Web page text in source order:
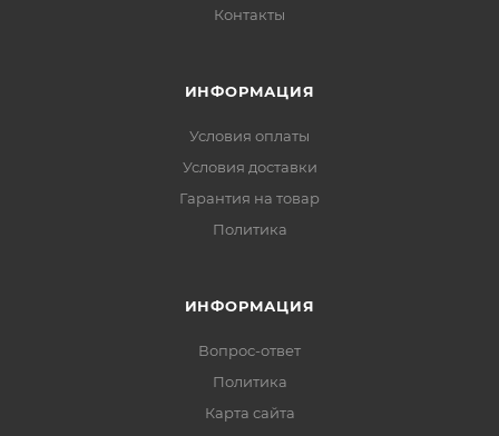
Контакты
ИНФОРМАЦИЯ
Условия оплаты
Условия доставки
Гарантия на товар
Политика
ИНФОРМАЦИЯ
Вопрос-ответ
Политика
Карта сайта